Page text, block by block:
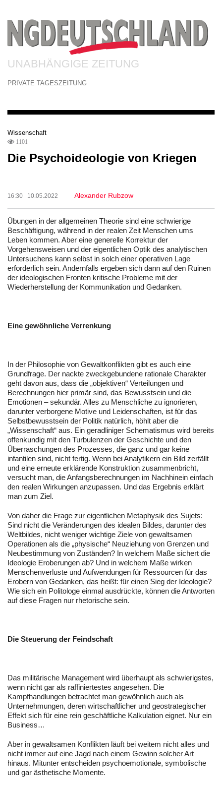
UNABHÄNGIGE ZEITUNG
PRIVATE TAGESZEITUNG
Wissenschaft
1101
Die Psychoideologie von Kriegen
16:30 10.05.2022 Alexander Rubzow
Übungen in der allgemeinen Theorie sind eine schwierige
Beschäftigung, während in der realen Zeit Menschen ums
Leben kommen. Aber eine generelle Korrektur der
Vorgehensweisen und der eigentlichen Optik des analytischen
Untersuchens kann selbst in solch einer operativen Lage
erforderlich sein. Andernfalls ergeben sich dann auf den Ruinen
der ideologischen Fronten kritische Probleme mit der
Wiederherstellung der Kommunikation und Gedanken.
Eine gewöhnliche Verrenkung
In der Philosophie von Gewaltkonflikten gibt es auch eine
Grundfrage. Der nackte zweckgebundene rationale Charakter
geht davon aus, dass die „objektiven“ Verteilungen und
Berechnungen hier primär sind, das Bewusstsein und die
Emotionen – sekundär. Alles zu Menschliche zu ignorieren,
darunter verborgene Motive und Leidenschaften, ist für das
Selbstbewusstsein der Politik natürlich, höhlt aber die
„Wissenschaft“ aus. Ein geradliniger Schematismus wird bereits
offenkundig mit den Turbulenzen der Geschichte und den
Überraschungen des Prozesses, die ganz und gar keine
infantilen sind, nicht fertig. Wenn bei Analytikern ein Bild zerfällt
und eine erneute erklärende Konstruktion zusammenbricht,
versucht man, die Anfangsberechnungen im Nachhinein einfach
den realen Wirkungen anzupassen. Und das Ergebnis erklärt
man zum Ziel.
Von daher die Frage zur eigentlichen Metaphysik des Sujets:
Sind nicht die Veränderungen des idealen Bildes, darunter des
Weltbildes, nicht weniger wichtige Ziele von gewaltsamen
Operationen als die „physische“ Neuziehung von Grenzen und
Neubestimmung von Zuständen? In welchem Maße sichert die
Ideologie Eroberungen ab? Und in welchem Maße wirken
Menschenverluste und Aufwendungen für Ressourcen für das
Erobern von Gedanken, das heißt: für einen Sieg der Ideologie?
Wie sich ein Politologe einmal ausdrückte, können die Antworten
auf diese Fragen nur rhetorische sein.
Die Steuerung der Feindschaft
Das militärische Management wird überhaupt als schwierigstes,
wenn nicht gar als raffiniertestes angesehen. Die
Kampfhandlungen betrachtet man gewöhnlich auch als
Unternehmungen, deren wirtschaftlicher und geostrategischer
Effekt sich für eine rein geschäftliche Kalkulation eignet. Nur ein
Business…
Aber in gewaltsamen Konflikten läuft bei weitem nicht alles und
nicht immer auf eine Jagd nach einem Gewinn solcher Art
hinaus. Mitunter entscheiden psychoemotionale, symbolische
und gar ästhetische Momente.